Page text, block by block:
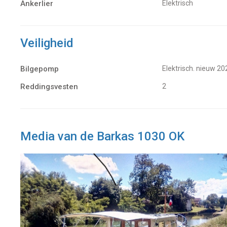
Ankerlier Elektrisch
Veiligheid
Bilgepomp Elektrisch. nieuw
Reddingsvesten 2
Media van de Barkas 1030 OK